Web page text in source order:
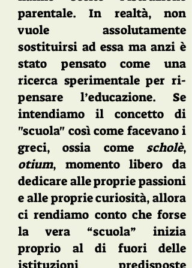
parentale. In realtà, non
vuole assolutamente
sostituirsi ad essa ma anzi è
stato pensato come una
ricerca sperimentale per ri-
pensare l’educazione. Se
intendiamo il concetto di
"scuola" così come facevano i
greci, ossia come scholè,
otium, momento libero da
dedicare alle proprie passioni
e alle proprie curiosità, allora
ci rendiamo conto che forse
la vera “scuola” inizia
proprio al di fuori delle
istituzioni predisposte